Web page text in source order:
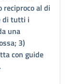
reciproco al di
di tutti i
una
3)
con guide